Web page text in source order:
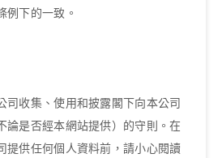
例下的一致。
司收集、使用和披露閣下向本公司
論是否經本網站提供）的守則。在
提供任何個人資料前，請小心閱讀